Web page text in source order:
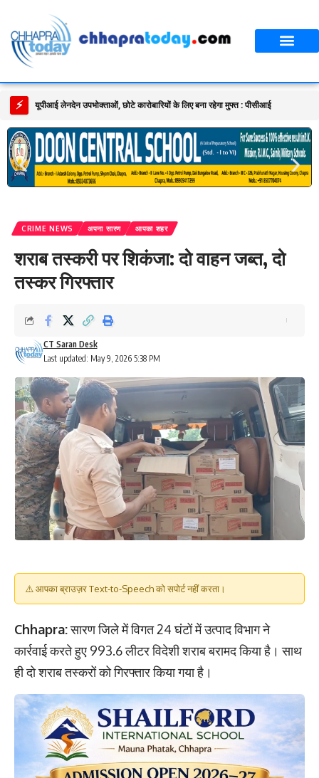
⚡
CRIME NEWS अपना सारण आपका शहर
शराब तस्करी पर शिकंजा: दो वाहन जब्त, दो
तस्कर गिरफ्तार
Last updated: May 9, 2026 5:38 PM
CT Saran Desk
⚠️ आपका ब्राउज़र Text-to-Speech को सपोर्ट नहीं करता।
Chhapra:सारण जिले में विगत 24 घंटों में उत्पाद विभाग ने
कार्रवाई करते हुए 993.6 लीटर विदेशी शराब बरामद किया है। साथ
ही दो शराब तस्करों को गिरफ्तार किया गया है।